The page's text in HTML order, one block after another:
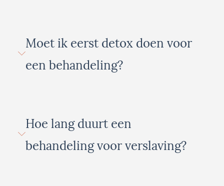
Moet ik eerst detox doen voor
een behandeling?
Hoe lang duurt een
behandeling voor verslaving?